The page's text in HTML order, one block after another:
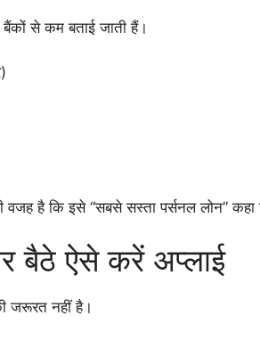
से कम बताई जाती हैं।
वजह है कि इसे “सबसे सस्ता पर्सनल लोन” कहा
बैठे ऐसे करें अप्लाई
जरूरत नहीं है।